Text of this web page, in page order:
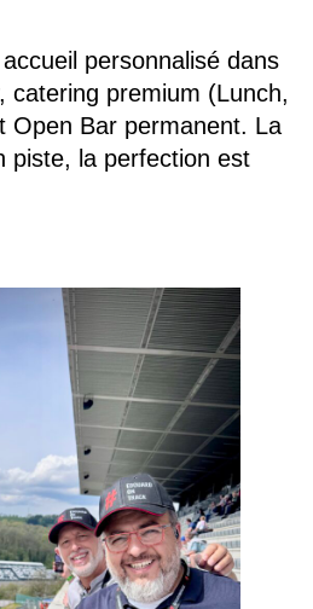
personnalisé dans
catering premium (Lunch,
Open Bar permanent. La
piste, la perfection est